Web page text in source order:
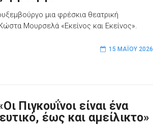
μια φρέσκια θεατρική
Μουρσελά «Εκείνος και Εκείνος».
15 ΜΑΪ́ΟΥ 2026
Πιγκουΐνοι είναι ένα
έως και αμείλικτο»